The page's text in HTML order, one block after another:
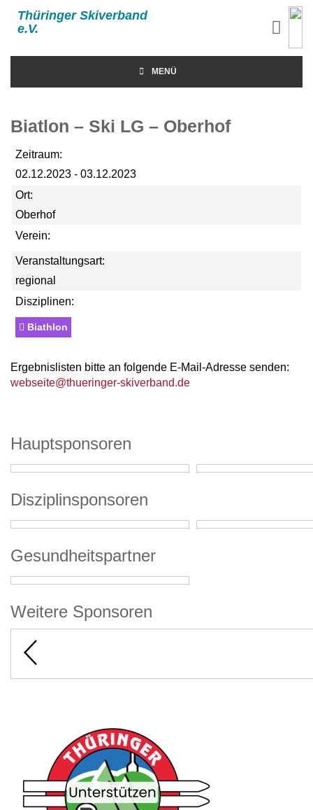
Thüringer Skiverband
e.V.
MENÜ
Biatlon – Ski LG – Oberhof
Zeitraum:
02.12.2023 - 03.12.2023
Ort:
Oberhof
Verein:
Veranstaltungsart:
regional
Disziplinen:
Biathlon
Ergebnislisten bitte an folgende E-Mail-Adresse senden:
webseite@thueringer-skiverband.de
Hauptsponsoren
Disziplinsponsoren
Gesundheitspartner
Weitere Sponsoren